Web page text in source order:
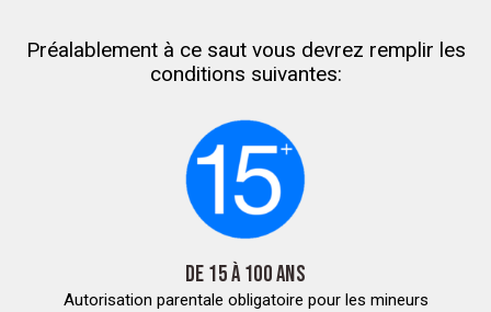
Préalablement à ce saut vous devrez remplir les
conditions suivantes:
DE 15 À 100 ANS
Autorisation parentale obligatoire pour les mineurs